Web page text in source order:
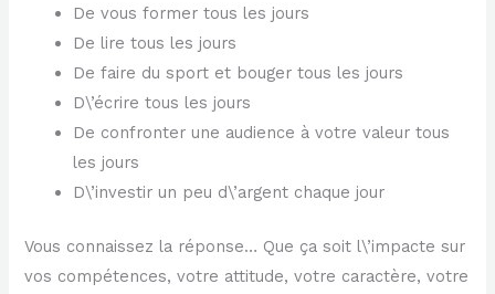
De vous former tous les jours
De lire tous les jours
De faire du sport et bouger tous les jours
D\’écrire tous les jours
De confronter une audience à votre valeur tous
les jours
D\’investir un peu d\’argent chaque jour
Vous connaissez la réponse… Que ça soit l\’impacte sur
vos compétences, votre attitude, votre caractère, votre